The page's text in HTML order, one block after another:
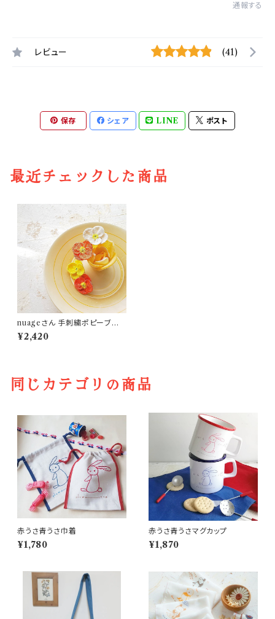
通報する
レビュー (41)
保存 シェア LINE ポスト
最近チェックした商品
nuageさん 手刺繍ポピーブロ
ーチ
¥2,420
同じカテゴリの商品
赤うさ青うさ巾着
¥1,780
赤うさ青うさマグカップ
¥1,870